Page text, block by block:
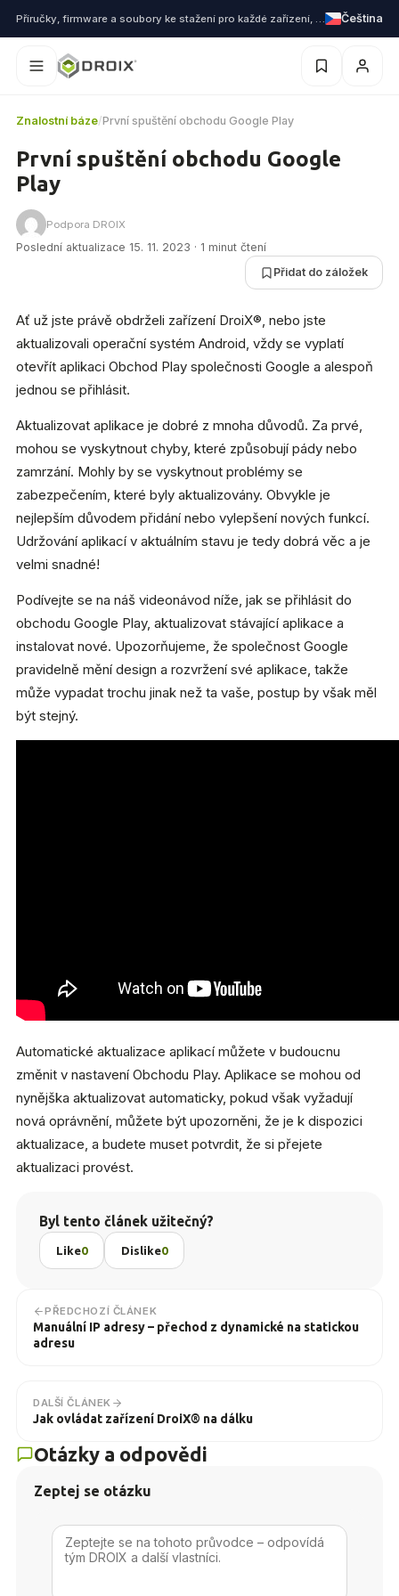
Čeština
Znalostní báze/První spuštění obchodu Google Play
První spuštění obchodu Google
Play
Podpora DROIX
Poslední aktualizace 15. 11. 2023 · 1 minut čtení
Přidat do záložek
Ať už jste právě obdrželi zařízení DroiX®, nebo jste
aktualizovali operační systém Android, vždy se vyplatí
otevřít aplikaci Obchod Play společnosti Google a alespoň
jednou se přihlásit.
Aktualizovat aplikace je dobré z mnoha důvodů. Za prvé,
mohou se vyskytnout chyby, které způsobují pády nebo
zamrzání. Mohly by se vyskytnout problémy se
zabezpečením, které byly aktualizovány. Obvykle je
nejlepším důvodem přidání nebo vylepšení nových funkcí.
Udržování aplikací v aktuálním stavu je tedy dobrá věc a je
velmi snadné!
Podívejte se na náš videonávod níže, jak se přihlásit do
obchodu Google Play, aktualizovat stávající aplikace a
instalovat nové. Upozorňujeme, že společnost Google
pravidelně mění design a rozvržení své aplikace, takže
může vypadat trochu jinak než ta vaše, postup by však měl
být stejný.
Automatické aktualizace aplikací můžete v budoucnu
změnit v nastavení Obchodu Play. Aplikace se mohou od
nynějška aktualizovat automaticky, pokud však vyžadují
nová oprávnění, můžete být upozorněni, že je k dispozici
aktualizace, a budete muset potvrdit, že si přejete
aktualizaci provést.
Byl tento článek užitečný?
Like0 Dislike0
PŘEDCHOZÍ ČLÁNEK
Manuální IP adresy – přechod z dynamické na statickou
adresu
DALŠÍ ČLÁNEK
Jak ovládat zařízení DroiX® na dálku
Otázky a odpovědi
Zeptej se otázku